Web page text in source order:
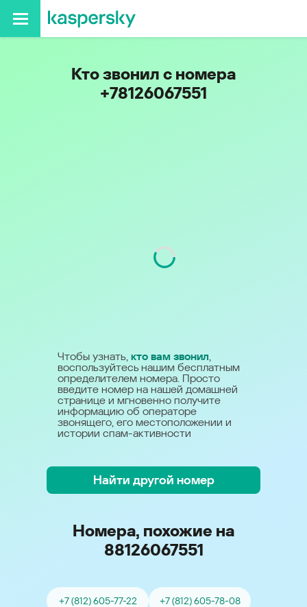
Кто звонил с номера
+78126067551
Чтобы узнать, кто вам звонил,
воспользуйтесь нашим бесплатным
определителем номера. Просто
введите номер на нашей домашней
странице и мгновенно получите
информацию об операторе
звонящего, его местоположении и
истории спам-активности
Найти другой номер
Номера, похожие на
88126067551
+7 (812) 605-77-22 +7 (812) 605-78-08